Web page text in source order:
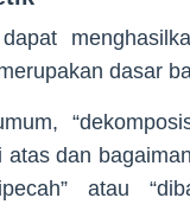
dasar
atas dan
atau